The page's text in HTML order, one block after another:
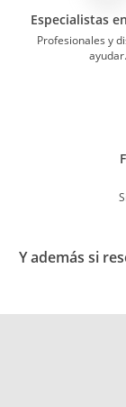
Especialistas
Profesionales y
ayudar.
Y además si